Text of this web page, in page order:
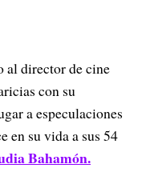
al director de cine
con su
a especulaciones
en su vida a sus 54
Bahamón.